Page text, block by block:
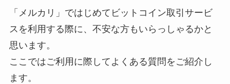
「メルカリ」ではじめてビットコイン取引サービ
スを利用する際に、不安な方もいらっしゃるかと
思います。
ここではご利用に際してよくある質問をご紹介し
ます。